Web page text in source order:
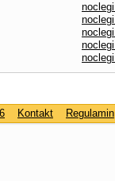
Kontakt Regulamin